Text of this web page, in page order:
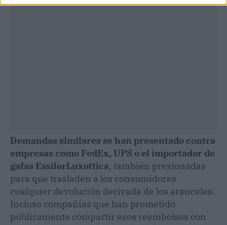
Demandas similares se han presentado contra
empresas como FedEx, UPS o el importador de
gafas EssilorLuxottica, también presionadas
para que trasladen a los consumidores
cualquier devolución derivada de los aranceles.
Incluso compañías que han prometido
públicamente compartir esos reembolsos con